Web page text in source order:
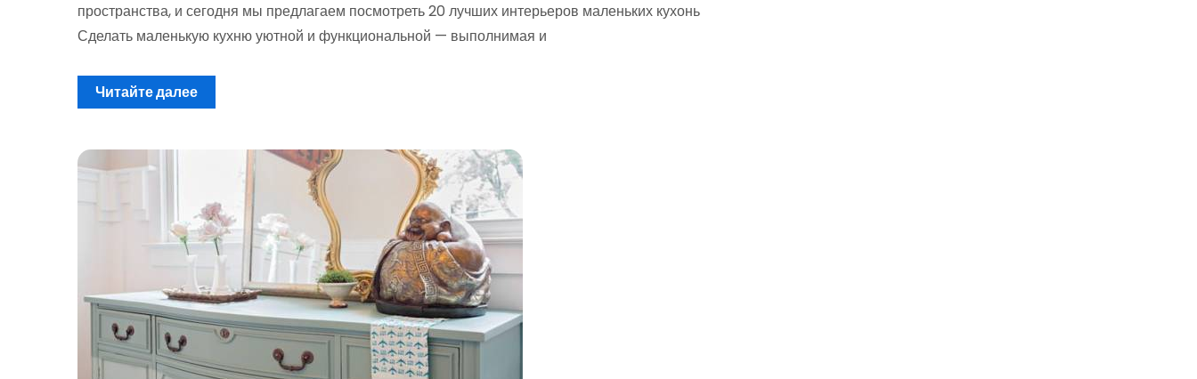
пространства, и сегодня мы предлагаем посмотреть 20 лучших интерьеров маленьких кухонь
Сделать маленькую кухню уютной и функциональной — выполнимая и
Читайте далее